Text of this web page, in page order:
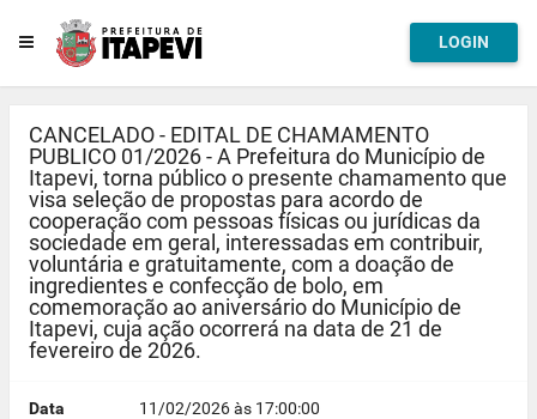
LOGIN
CANCELADO - EDITAL DE CHAMAMENTO
PUBLICO 01/2026 - A Prefeitura do Município de
Itapevi, torna público o presente chamamento que
visa seleção de propostas para acordo de
cooperação com pessoas físicas ou jurídicas da
sociedade em geral, interessadas em contribuir,
voluntária e gratuitamente, com a doação de
ingredientes e confecção de bolo, em
comemoração ao aniversário do Município de
Itapevi, cuja ação ocorrerá na data de 21 de
fevereiro de 2026.
Data 11/02/2026 às 17:00:00